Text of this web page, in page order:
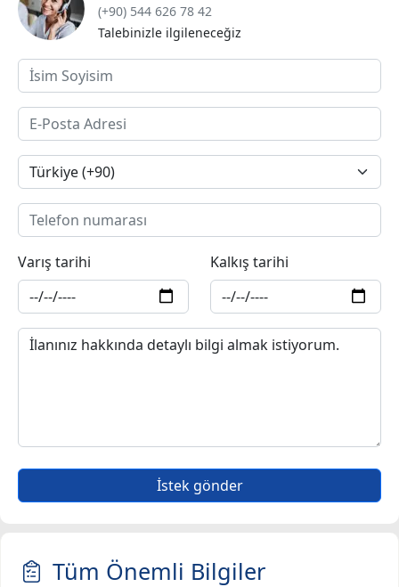
(+90) 544 626 78 42
Talebinizle ilgileneceğiz
Varış tarihi Kalkış tarihi
İstek gönder
Tüm Önemli Bilgiler